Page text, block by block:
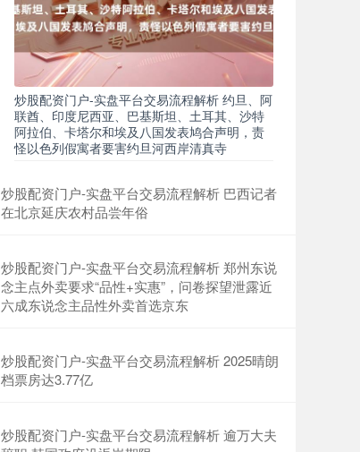
上证综指 3900.35 +21.92 +0.57%
炒股配资门户-实盘平台交易流程解析 约旦、阿
联酋、印度尼西亚、巴基斯坦、土耳其、沙特
阿拉伯、卡塔尔和埃及八国发表鸠合声明，责
怪以色列假寓者要害约旦河西岸清真寺
炒股配资门户-实盘平台交易流程解析 巴西记者
在北京延庆农村品尝年俗
炒股配资门户-实盘平台交易流程解析 郑州东说
念主点外卖要求“品性+实惠”，问卷探望泄露近
六成东说念主品性外卖首选京东
炒股配资门户-实盘平台交易流程解析 2025晴朗
档票房达3.77亿
炒股配资门户-实盘平台交易流程解析 逾万大夫